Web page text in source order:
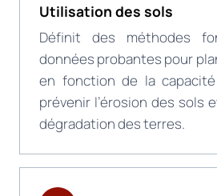
Utilisation des sols
Définit des méthodes
données probantes pour
en fonction de la
prévenir l’érosion des sols
dégradation des terres.